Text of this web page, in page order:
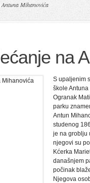
Mihanovića
na
S upaljenim
škole
Ogranak
parku
Antun
studenog
je na groblju
njegovi su
Kćerka
današnjem
počinak
Njegova